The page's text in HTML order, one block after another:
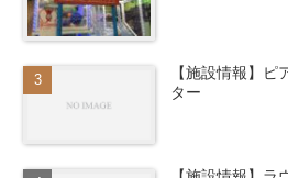
【施設情報】
ター